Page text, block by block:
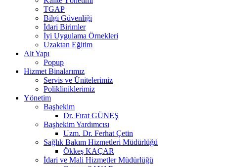
TGAP
Bilgi Güvenliği
İdari Birimler
İyi Uygulama Örnekleri
Uzaktan Eğitim
Alt Yapı
Popup
Hizmet Binalarımız
Servis ve Ünitelerimiz
Polikliniklerimiz
Yönetim
Başhekim
Dr. Fırat GÜNEŞ
Başhekim Yardımcısı
Uzm. Dr. Ferhat Çetin
Sağlık Bakım Hizmetleri Müdürlüğü
Ökkeş KAÇAR
İdari ve Mali Hizmetler Müdürlüğü